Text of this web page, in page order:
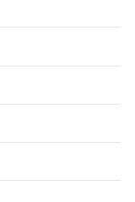
(6)